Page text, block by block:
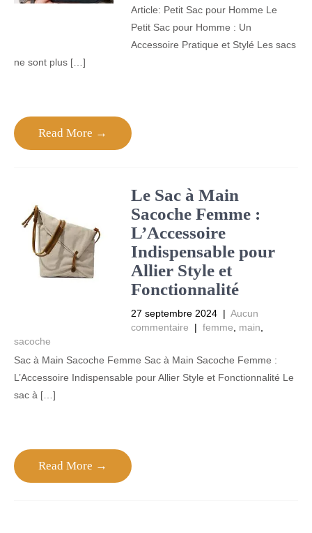
Article: Petit Sac pour Homme Le
Petit Sac pour Homme : Un
Accessoire Pratique et Stylé Les sacs
ne sont plus […]
Read More →
Le Sac à Main
Sacoche Femme :
L’Accessoire
Indispensable pour
Allier Style et
Fonctionnalité
27 septembre 2024 | Aucun
commentaire
| femme main
sacoche
Sac à Main Sacoche Femme Sac à Main Sacoche Femme :
L’Accessoire Indispensable pour Allier Style et Fonctionnalité Le
sac à […]
Read More →